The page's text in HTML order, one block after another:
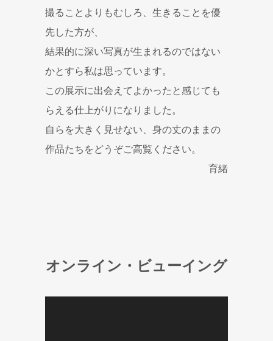
撮ることよりもむしろ、生きることを優
先した方が、
結果的に深い写真が生まれるのではない
かとすら私は思っています。
この展示に出会えてよかったと感じても
らえる仕上がりになりました。
自らを大きく見せない、身の丈のままの
作品たちをどうぞご高覧ください。
育緒
オンライン・ビューイング